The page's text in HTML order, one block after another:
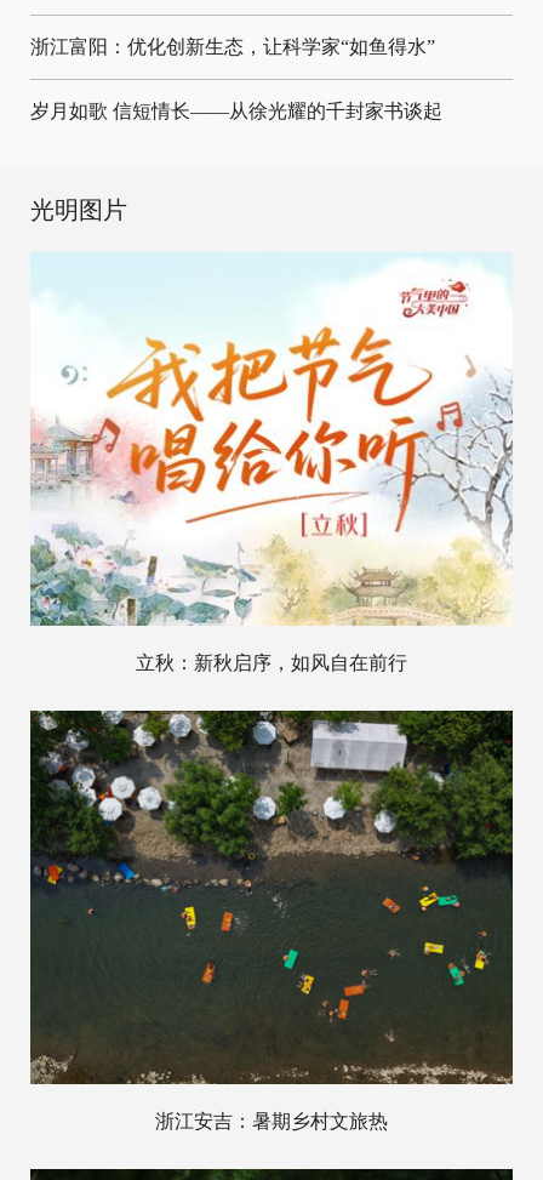
浙江富阳：优化创新生态，让科学家“如鱼得水”
岁月如歌 信短情长——从徐光耀的千封家书谈起
光明图片
立秋：新秋启序，如风自在前行
浙江安吉：暑期乡村文旅热